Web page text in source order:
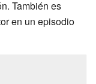
También es
en un episodio